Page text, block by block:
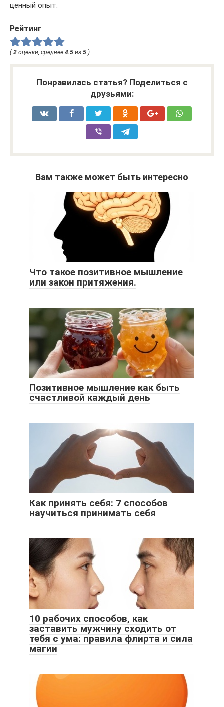
ценный опыт.
Рейтинг
(2 оценки, среднее 4.5 из 5 )
Понравилась статья? Поделиться с
друзьями:
Вам также может быть интересно
Что такое позитивное мышление
или закон притяжения.
Позитивное мышление как быть
счастливой каждый день
Как принять себя: 7 способов
научиться принимать себя
10 рабочих способов, как
заставить мужчину сходить от
тебя с ума: правила флирта и сила
магии